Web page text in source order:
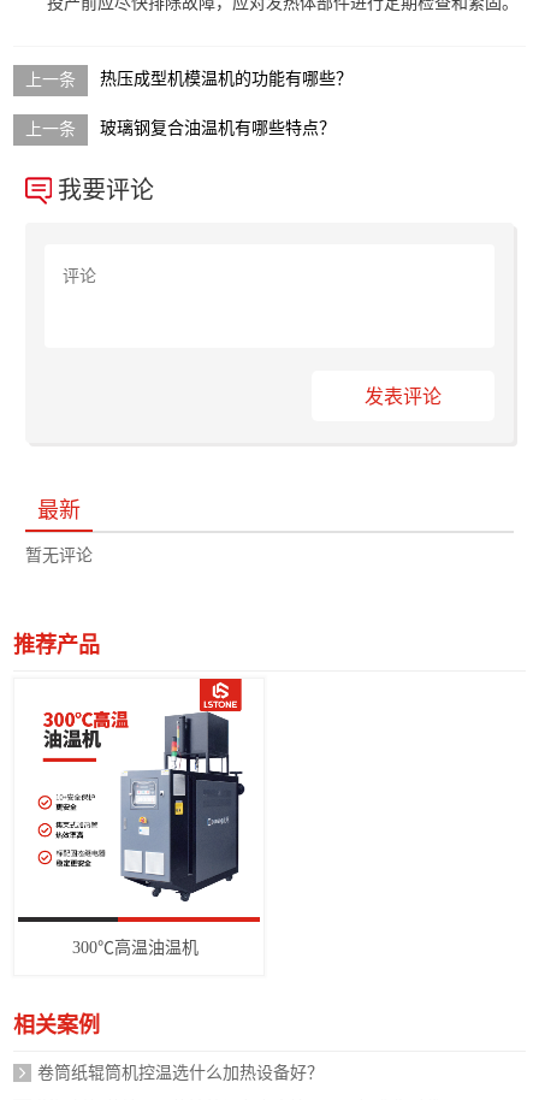
热压成型机模温机的功能有哪些？
玻璃钢复合油温机有哪些特点？
我要评论
发表评论
最新
暂无评论
推荐产品
300℃高温油温机
相关案例
卷筒纸辊筒机控温选什么加热设备好？